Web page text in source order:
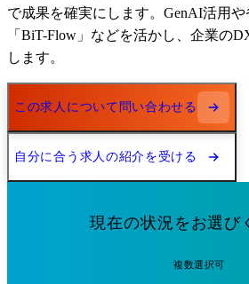
で成果を確実にします。GenAI活用
「BiT-Flow」などを活かし、企業の
します。
この求人について問い合わせる
自分に合う求人の紹介を受ける
現在の状況をお選び
複数選択可